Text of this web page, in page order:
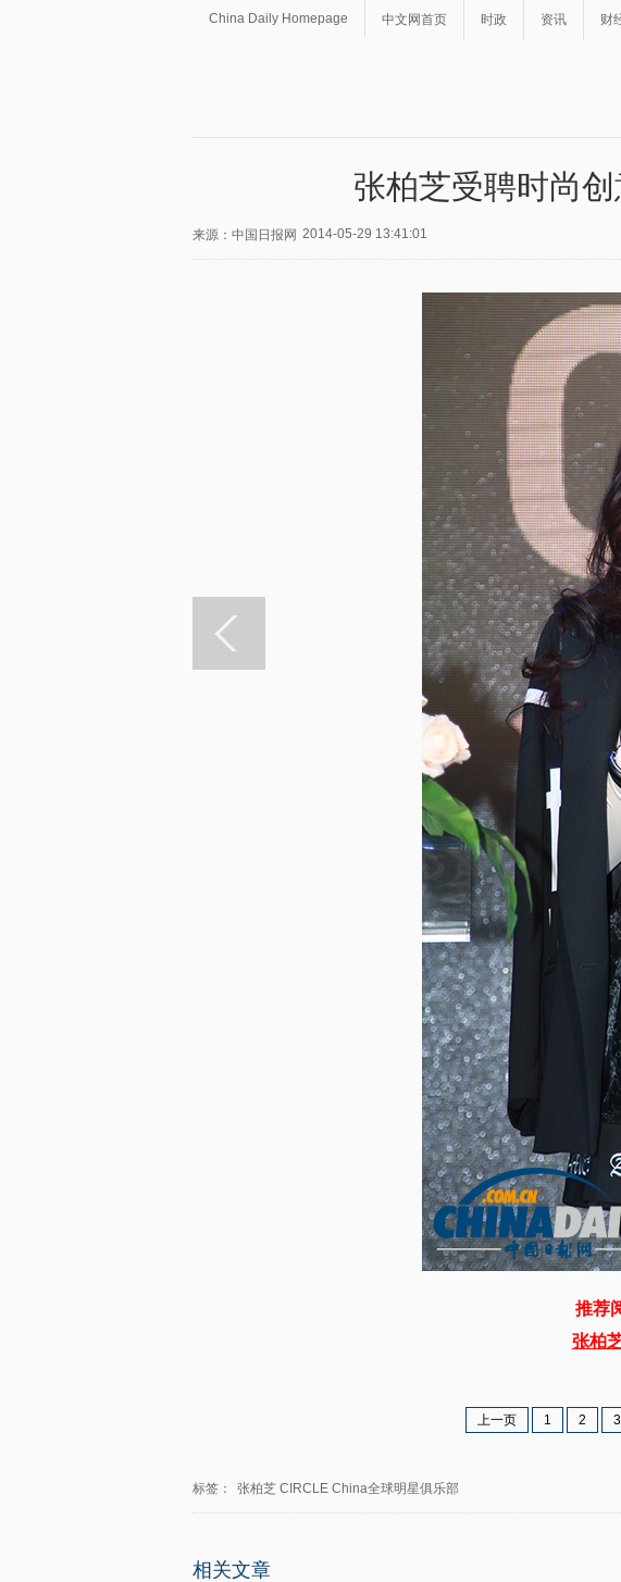
China Daily Homepage 中文网首页 时政 资讯 财
张柏芝受聘时尚
来源：中国日报网 2014-05-29 13:41:01
推荐
张柏
上一页 1 2 3
标签： 张柏芝 CIRCLE China全球明星俱乐部
相关文章